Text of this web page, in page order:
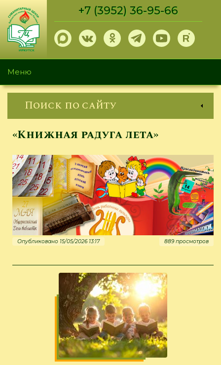
Перейти
основному
содержанию
+7 (3952) 36-95-66
Меню
Поиск по сайту
«Книжная радуга лета»
Опубликовано 15/05/2026 13:17 889 просмотров